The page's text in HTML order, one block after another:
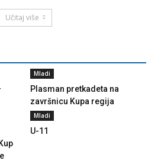
Učitaj više
Mladi
Plasman pretkadeta na
završnicu Kupa regija
Mladi
U-11